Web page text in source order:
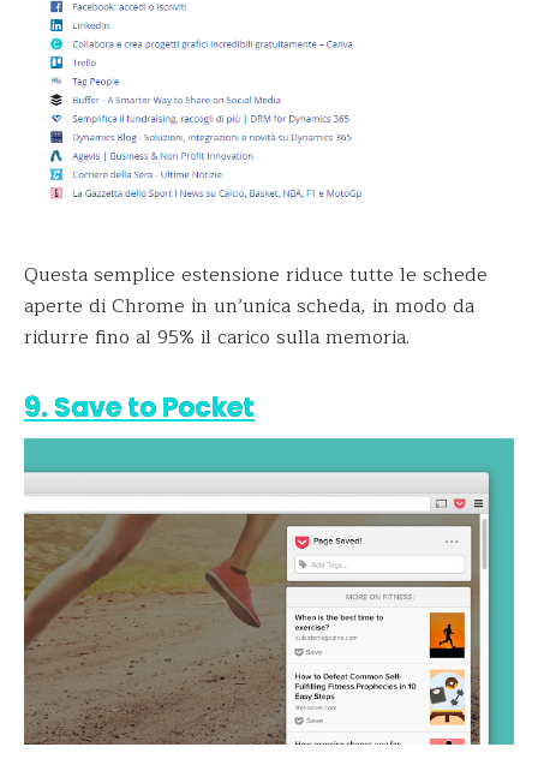
Questa semplice estensione riduce tutte le schede
aperte di Chrome in un’unica scheda, in modo da
ridurre fino al 95% il carico sulla memoria.
9. Save to Pocket